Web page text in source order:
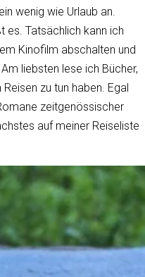
wenig wie Urlaub an.
es. Tatsächlich kann ich
Kinofilm abschalten und
liebsten lese ich Bücher,
zu tun haben. Egal
zeitgenössischer
auf meiner Reiseliste